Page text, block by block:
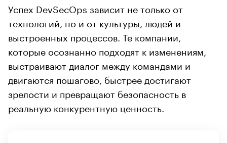
Успех DevSecOps зависит не только от
технологий, но и от культуры, людей и
выстроенных процессов. Те компании,
которые осознанно подходят к изменениям,
выстраивают диалог между командами и
двигаются пошагово, быстрее достигают
зрелости и превращают безопасность в
реальную конкурентную ценность.